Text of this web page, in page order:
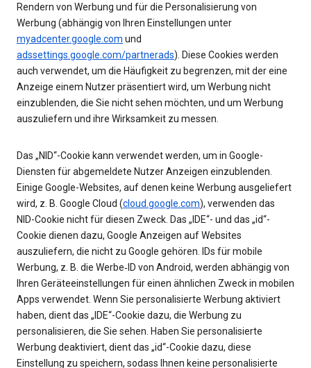
Rendern von Werbung und für die Personalisierung von
Werbung (abhängig von Ihren Einstellungen unter
myadcenter.google.com und
adssettings.google.com/partnerads). Diese Cookies werden
auch verwendet, um die Häufigkeit zu begrenzen, mit der eine
Anzeige einem Nutzer präsentiert wird, um Werbung nicht
einzublenden, die Sie nicht sehen möchten, und um Werbung
auszuliefern und ihre Wirksamkeit zu messen.
Das „NID“-Cookie kann verwendet werden, um in Google-
Diensten für abgemeldete Nutzer Anzeigen einzublenden.
Einige Google-Websites, auf denen keine Werbung ausgeliefert
wird, z. B. Google Cloud (cloud.google.com), verwenden das
NID-Cookie nicht für diesen Zweck. Das „IDE“- und das „id“-
Cookie dienen dazu, Google Anzeigen auf Websites
auszuliefern, die nicht zu Google gehören. IDs für mobile
Werbung, z. B. die Werbe‑ID von Android, werden abhängig von
Ihren Geräteeinstellungen für einen ähnlichen Zweck in mobilen
Apps verwendet. Wenn Sie personalisierte Werbung aktiviert
haben, dient das „IDE“-Cookie dazu, die Werbung zu
personalisieren, die Sie sehen. Haben Sie personalisierte
Werbung deaktiviert, dient das „id“-Cookie dazu, diese
Einstellung zu speichern, sodass Ihnen keine personalisierte